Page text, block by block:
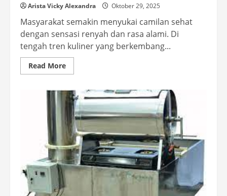
Arista Vicky Alexandra Oktober 29, 2025
Masyarakat semakin menyukai camilan sehat
dengan sensasi renyah dan rasa alami. Di
tengah tren kuliner yang berkembang...
Read MoreRead
more
Fryer
Buah
Praktis
untuk
Bisnis
Camilan
Modern